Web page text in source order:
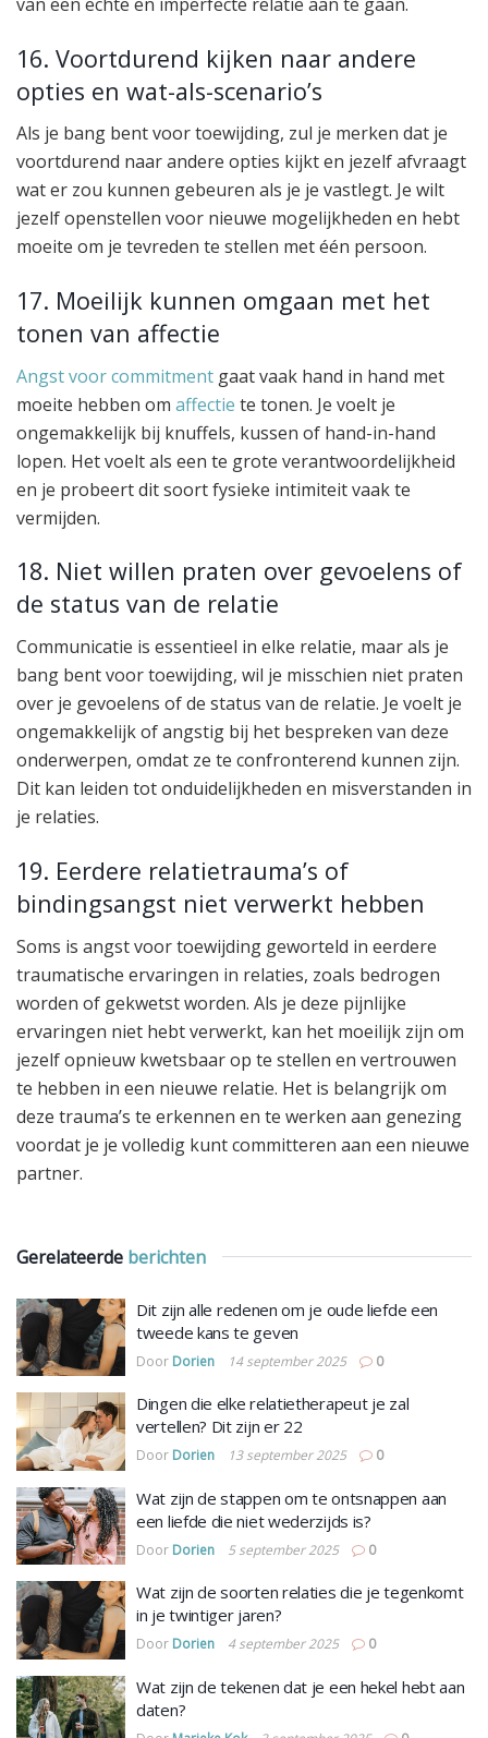
16. Voortdurend kijken naar andere
opties en wat-als-scenario’s
Als je bang bent voor toewijding, zul je merken dat je
voortdurend naar andere opties kijkt en jezelf afvraagt ​​
wat er zou kunnen gebeuren als je je vastlegt. Je wilt
jezelf openstellen voor nieuwe mogelijkheden en hebt
moeite om je tevreden te stellen met één persoon.
17. Moeilijk kunnen omgaan met het
tonen van affectie
Angst voor commitment gaat vaak hand in hand met
moeite hebben om affectie te tonen. Je voelt je
ongemakkelijk bij knuffels, kussen of hand-in-hand
lopen. Het voelt als een te grote verantwoordelijkheid
en je probeert dit soort fysieke intimiteit vaak te
vermijden.
18. Niet willen praten over gevoelens of
de status van de relatie
Communicatie is essentieel in elke relatie, maar als je
bang bent voor toewijding, wil je misschien niet praten
over je gevoelens of de status van de relatie. Je voelt je
ongemakkelijk of angstig bij het bespreken van deze
onderwerpen, omdat ze te confronterend kunnen zijn.
Dit kan leiden tot onduidelijkheden en misverstanden in
je relaties.
19. Eerdere relatietrauma’s of
bindingsangst niet verwerkt hebben
Soms is angst voor toewijding geworteld in eerdere
traumatische ervaringen in relaties, zoals bedrogen
worden of gekwetst worden. Als je deze pijnlijke
ervaringen niet hebt verwerkt, kan het moeilijk zijn om
jezelf opnieuw kwetsbaar op te stellen en vertrouwen
te hebben in een nieuwe relatie. Het is belangrijk om
deze trauma’s te erkennen en te werken aan genezing
voordat je je volledig kunt committeren aan een nieuwe
partner.
Gerelateerde berichten
Dit zijn alle redenen om je oude liefde een
tweede kans te geven
Door Dorien 14 september 2025 0
Dingen die elke relatietherapeut je zal
vertellen? Dit zijn er 22
Door Dorien 13 september 2025 0
Wat zijn de stappen om te ontsnappen aan
een liefde die niet wederzijds is?
Door Dorien 5 september 2025 0
Wat zijn de soorten relaties die je tegenkomt
in je twintiger jaren?
Door Dorien 4 september 2025 0
Wat zijn de tekenen dat je een hekel hebt aan
daten?